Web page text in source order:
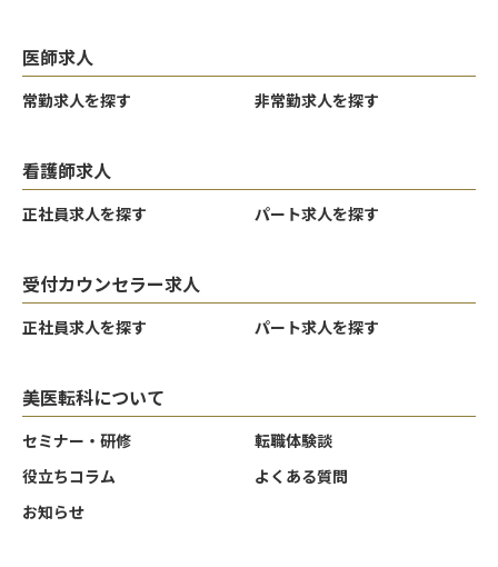
医師求人
常勤求人を探す 非常勤求人を探す
看護師求人
正社員求人を探す パート求人を探す
受付カウンセラー求人
正社員求人を探す パート求人を探す
美医転科について
セミナー・研修
転職体験談
役立ちコラム
よくある質問
お知らせ